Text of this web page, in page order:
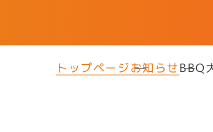
トップページお知らせBBQ